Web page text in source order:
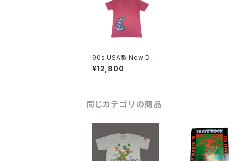
90s USA製 New De
al Skateboards Tシ
ャツ スケートボード ヴ
¥12,800
同じカテゴリの商品